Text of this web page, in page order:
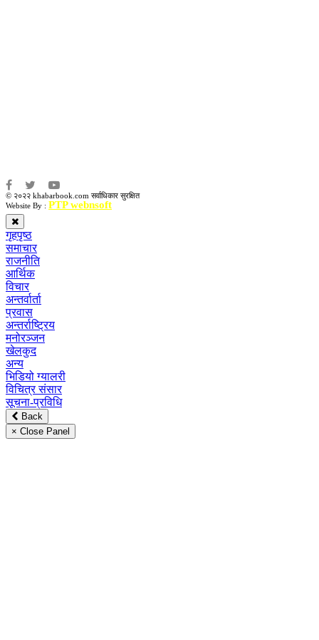
© २०२२ khabarbook.com सर्वाधिकार सुरक्षित
Website By : PTP webnsoft
गृहपृष्ठ
समाचार
राजनीति
आर्थिक
विचार
अन्तर्वार्ता
प्रवास
अन्तर्राष्ट्रिय
मनोरञ्जन
खेलकुद
अन्य
भिडियो ग्यालरी
विचित्र संसार
सूचना-प्रविधि
Back
× Close Panel